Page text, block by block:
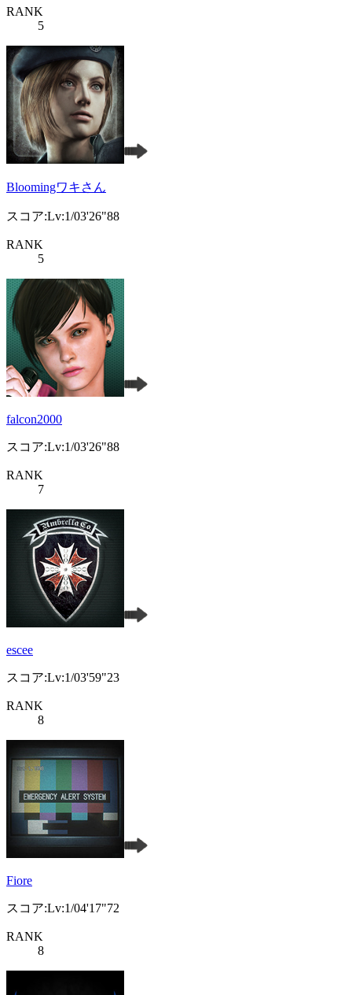
RANK
5
Bloomingワキさん
スコア:Lv:1/03'26"88
RANK
5
falcon2000
スコア:Lv:1/03'26"88
RANK
7
escee
スコア:Lv:1/03'59"23
RANK
8
Fiore
スコア:Lv:1/04'17"72
RANK
8